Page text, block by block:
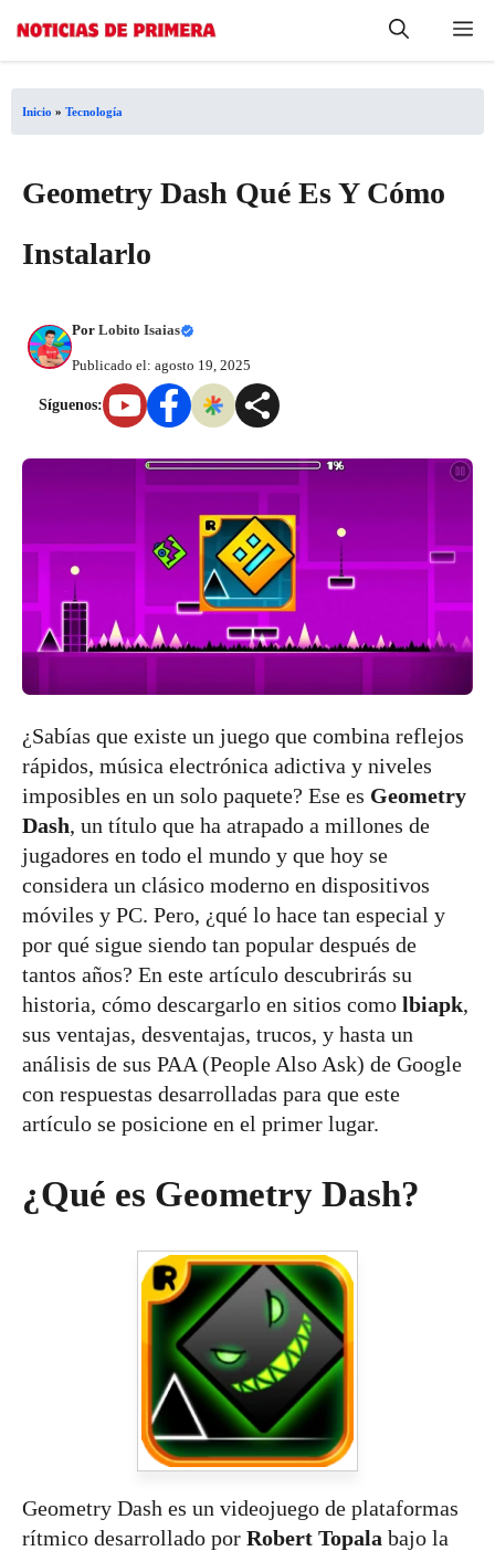
Saltar
contenido
Inicio » Tecnología
Geometry Dash Qué Es Y Cómo
Instalarlo
Por Lobito Isaias
Publicado el: agosto 19, 2025
Síguenos:
¿Sabías que existe un juego que combina reflejos
rápidos, música electrónica adictiva y niveles
imposibles en un solo paquete? Ese es Geometry
Dash, un título que ha atrapado a millones de
jugadores en todo el mundo y que hoy se
considera un clásico moderno en dispositivos
móviles y PC. Pero, ¿qué lo hace tan especial y
por qué sigue siendo tan popular después de
tantos años? En este artículo descubrirás su
historia, cómo descargarlo en sitios como lbiapk,
sus ventajas, desventajas, trucos, y hasta un
análisis de sus PAA (People Also Ask) de Google
con respuestas desarrolladas para que este
artículo se posicione en el primer lugar.
¿Qué es Geometry Dash?
Geometry Dash es un videojuego de plataformas
rítmico desarrollado por Robert Topala bajo la